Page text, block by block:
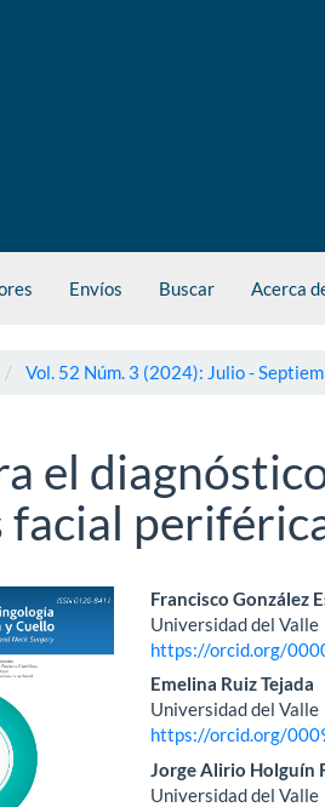
Envíos Buscar Acerca
Vol. 52 Núm. 3 (2024): Julio -
el
facial
principal
del
artículo
Francisco González
Universidad del Valle
https://orcid.org/
Emelina Ruiz Tejada
Universidad del Valle
https://orcid.org/
Jorge Alirio Holguín
Universidad del Valle